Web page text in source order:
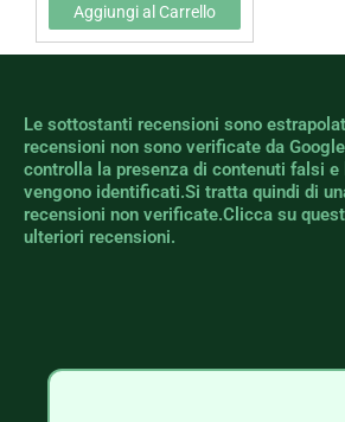
Aggiungi al Carrello
Le sottostanti recensioni sono
recensioni non sono verificate da
controlla la presenza di contenuti falsi e
vengono identificati.Si tratta quindi di
recensioni non verificate.Clicca su
ulteriori recensioni.